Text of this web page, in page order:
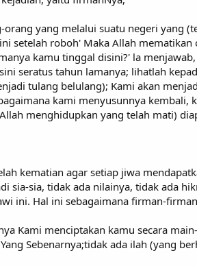
yang melalui suatu negeri yang
setelah roboh' Maka Allah
kamu tinggal disini?' la
seratus tahun lamanya; lihatlah
tulang belulang); Kami akan
kami menyusunnya kembali,
menghidupkan yang telah mati)
kematian agar setiap jiwa
sia-sia, tidak ada nilainya, tidak ada
ini. Hal ini sebagaimana firman-
Kami menciptakan kamu secara
Sebenarnya;tidak ada ilah (yang